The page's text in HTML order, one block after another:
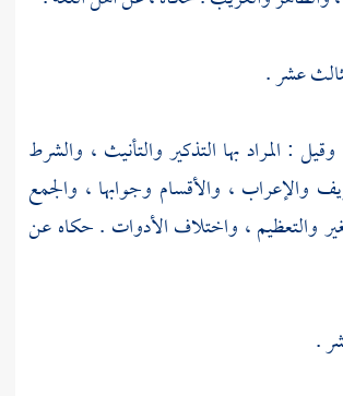
عشر .
: المراد بها التذكير والتأنيث ، والشرط
والإعراب ، والأقسام وجوابها ، والجمع
والتعظيم ، واختلاف الأدوات . حكاه عن
.